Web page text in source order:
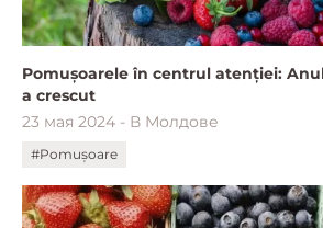
Pomușoarele în centrul atenției:
a crescut
23 мая 2024 - В Молдове
#Pomușoare